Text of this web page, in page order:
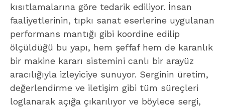
kısıtlamalarına göre tedarik ediliyor. İnsan
faaliyetlerinin, tıpkı sanat eserlerine uygulanan
performans mantığı gibi koordine edilip
ölçüldüğü bu yapı, hem şeffaf hem de karanlık
bir makine kararı sistemini canlı bir arayüz
aracılığıyla izleyiciye sunuyor. Serginin üretim,
değerlendirme ve iletişim gibi tüm süreçleri
loglanarak açığa çıkarılıyor ve böylece sergi,